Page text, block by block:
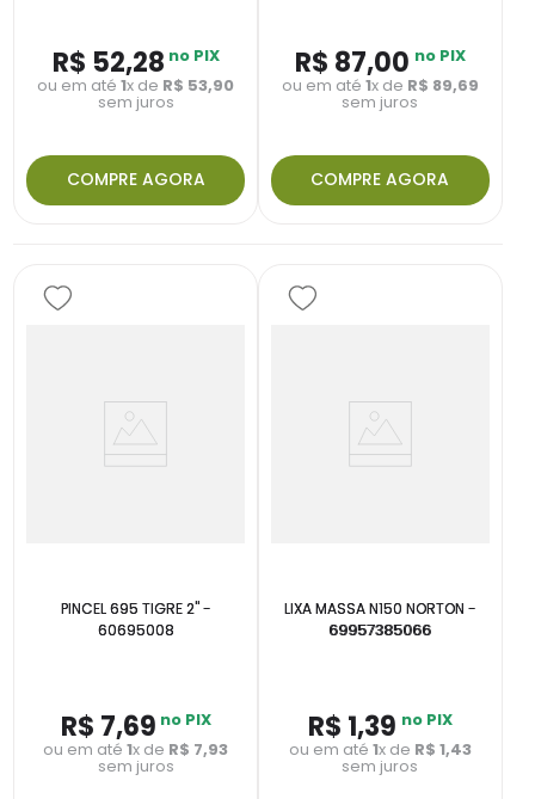
R$ 52,28 no PIX
ou em até1x de R$ 53,90
sem juros
COMPRE AGORA
R$ 87,00 no PIX
ou em até 1x de R$ 89,69
sem juros
COMPRE AGORA
PINCEL 695 TIGRE 2" -
60695008
R$ 7,69 no PIX
ou em até1x de R$ 7,93
sem juros
LIXA MASSA N150 NORTON -
69957385066
R$ 1,39 no PIX
ou em até 1x de R$ 1,43
sem juros